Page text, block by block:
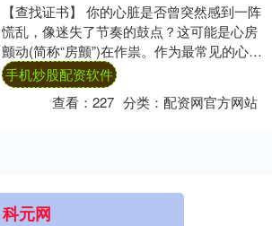
【查找证书】 你的心脏是否曾突然感到一阵
慌乱，像迷失了节奏的鼓点？这可能是心房
颤动(简称“房颤”)在作祟。作为最常见的心律
失常之一，房颤悄无声息地影响着全球数
千....
手机炒股配资软件
查看：227 分类：配资网官方网站
科元网